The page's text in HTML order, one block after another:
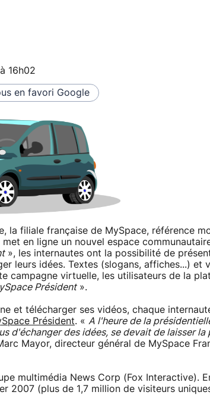
16h02
en favori Google
la filiale française de MySpace, référence
en ligne un nouvel espace
», les internautes ont la possibilité de
leurs idées. Textes (slogans, affiches...) et
campagne virtuelle, les utilisateurs de la
Président».
et télécharger ses vidéos, chaque
Président. « A l'heure de la
d'échanger des idées, se devait de laisser la
Mayor, directeur général de MySpace
multimédia News Corp (Fox Interactive).
2007 (plus de 1,7 million de visiteurs